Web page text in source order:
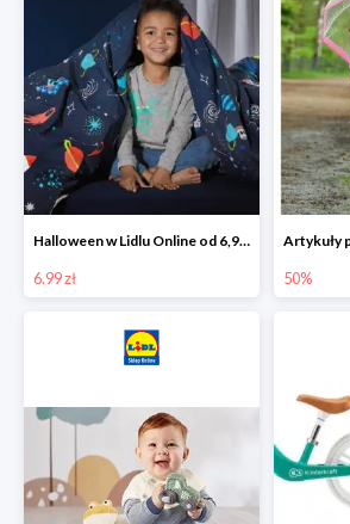
Halloween w Lidlu Online od 6,99 zł
6.99 zł 50%